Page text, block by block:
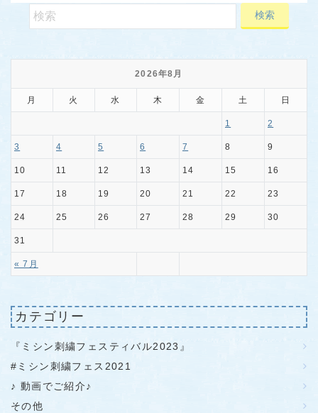
2026年8月
月 火 水 木 金 土 日
« 7月
1 2
3 4 5 6 7 8 9
10 11 12 13 14 15 16
17 18 19 20 21 22 23
24 25 26 27 28 29 30
31
カテゴリー
『ミシン刺繍フェスティバル2023』
#ミシン刺繍フェス2021
♪ 動画でご紹介♪
その他